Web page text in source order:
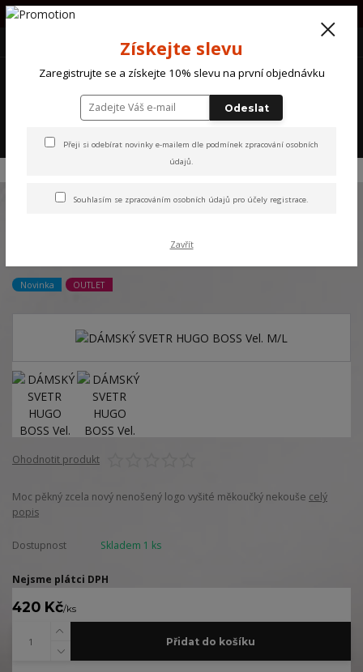
PŘI OBJEDNÁVCE NAD 1000Kč POŠTOVNÉ ZDARMA !!!!
(Po-So) 10 - 18 hod.
DÁMSKÝ SVETR HUGO BOSS Vel. M/L
Novinka OUTLET
Ohodnotit produkt
Moc pěkný zcela nový nenošený logo vyšité měkoučký nekouše celý
popis
Dostupnost Skladem 1 ks
Nejsme plátci DPH
420 Kč/ks
Přidat do košíku
Získejte slevu
Zaregistrujte se a získejte 10% slevu na první objednávku
Odeslat
Přeji si odebírat novinky e-mailem dle podmínek zpracování osobních
údajů.
Souhlasím se zpracováním osobních údajů pro účely registrace.
Zavřít